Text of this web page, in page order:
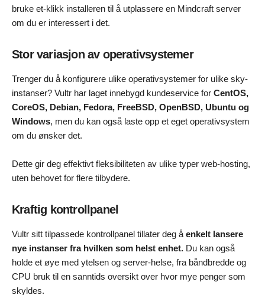
bruke et-klikk installeren til å utplassere en Mindcraft server
om du er interessert i det.
Stor variasjon av operativsystemer
Trenger du å konfigurere ulike operativsystemer for ulike sky-
instanser? Vultr har laget innebygd kundeservice for CentOS,
CoreOS, Debian, Fedora, FreeBSD, OpenBSD, Ubuntu og
Windows, men du kan også laste opp et eget operativsystem
om du ønsker det.
Dette gir deg effektivt fleksibiliteten av ulike typer web-hosting,
uten behovet for flere tilbydere.
Kraftig kontrollpanel
Vultr sitt tilpassede kontrollpanel tillater deg å enkelt lansere
nye instanser fra hvilken som helst enhet. Du kan også
holde et øye med ytelsen og server-helse, fra båndbredde og
CPU bruk til en sanntids oversikt over hvor mye penger som
skyldes.